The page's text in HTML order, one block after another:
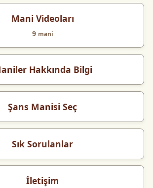
Mani Videoları
9 mani
Hakkında Bilgi
Şans Manisi Seç
Sık Sorulanlar
İletişim